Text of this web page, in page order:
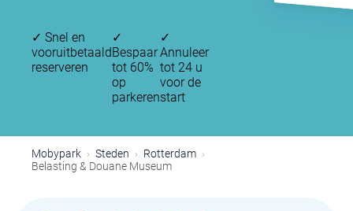
✓ Snel en
vooruitbetaald
reserveren
✓
Bespaar
tot 60%
op
parkeren
✓
Annuleer
tot 24 u
voor de
start
Mobypark Steden
Rotterdam
Belasting & Douane Museum